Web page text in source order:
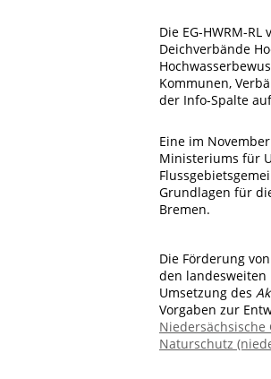
Die EG-HWRM-
Deichverbände
Kommunen,
der Info-Spalte
Eine im
Ministeriums für
Grundlagen für
Bremen.
Die Förderung
den
Umsetzung des
Vorgaben zur
Naturschutz